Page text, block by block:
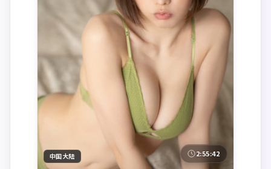
中国大陆 2:55:42